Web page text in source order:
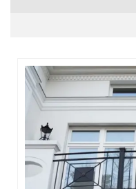
FERFORJE GARAJ KAPISI
FERFORJE DUVAR ÜSTÜ
FERFORJE BALKON
FERFORJE MERDİVEN